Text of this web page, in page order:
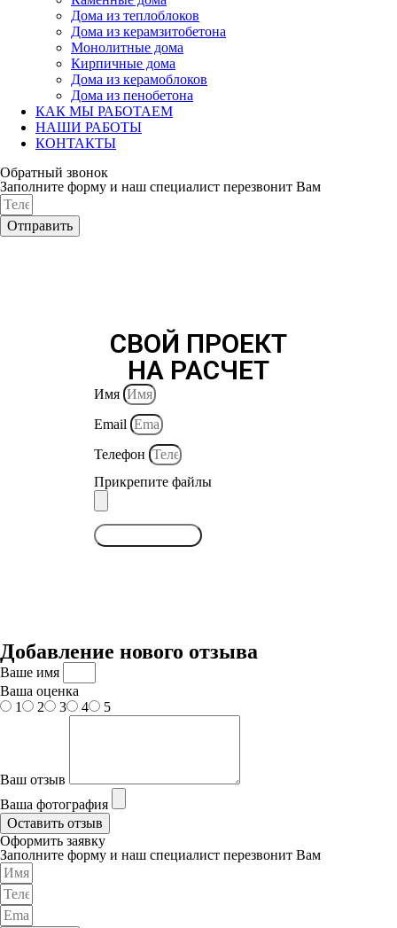
Дома из теплоблоков
Дома из керамзитобетона
Монолитные дома
Кирпичные дома
Дома из керамоблоков
Дома из пенобетона
КАК МЫ РАБОТАЕМ
НАШИ РАБОТЫ
КОНТАКТЫ
Обратный звонок
Заполните форму и наш специалист перезвонит Вам
Отправить
СВОЙ ПРОЕКТ
НА РАСЧЕТ
Имя
Email
Телефон
Прикрепите файлы
Добавление нового отзыва
Ваше имя
Ваша оценка
1
2 3 4 5
Ваш отзыв
Ваша фотография
Оставить отзыв
Оформить заявку
Заполните форму и наш специалист перезвонит Вам